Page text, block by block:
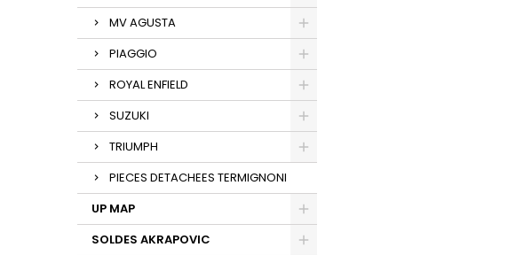
MV AGUSTA
PIAGGIO
ROYAL ENFIELD
SUZUKI
TRIUMPH
PIECES DETACHEES TERMIGNONI
UP MAP
SOLDES AKRAPOVIC